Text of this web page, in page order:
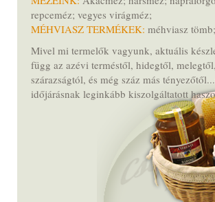
repceméz; vegyes virágméz;
MÉHVIASZ TERMÉKEK: méhviasz tömb;
Mivel mi termelők vagyunk, aktuális
függ az azévi terméstől, hidegtől,
szárazságtól, és még száz más
időjárásnak leginkább kiszolgáltatott